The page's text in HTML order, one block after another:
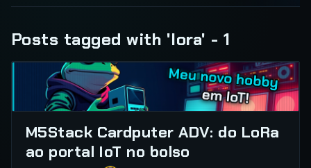
Posts tagged with 'lora' - 1
M5Stack Cardputer ADV: do LoRa
ao portal IoT no bolso